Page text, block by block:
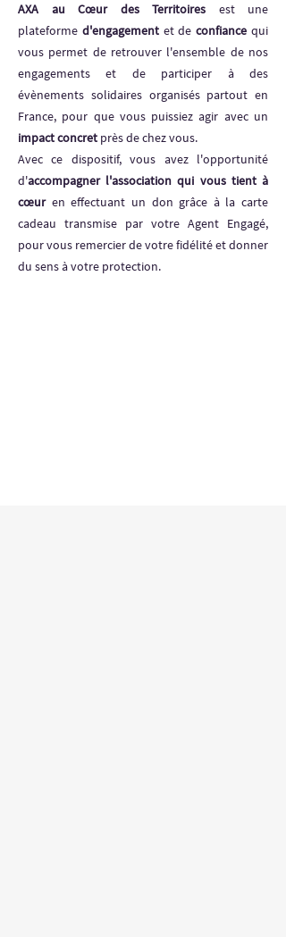
AXA au Cœur des Territoires est une
plateforme d'engagementet deconfiance qui
vous permet de retrouver l'ensemble de nos
engagements et de participer à des
évènements solidaires organisés partout en
France, pour que vous puissiez agir avec un
impact concret près de chez vous.
Avec ce dispositif, vous avez l'opportunité
d'accompagner l'association qui vous tient à
cœuren effectuant un don grâce à la carte
cadeau transmise par votre Agent Engagé,
pour vous remercier de votre fidélité et donner
du sens à votre protection.